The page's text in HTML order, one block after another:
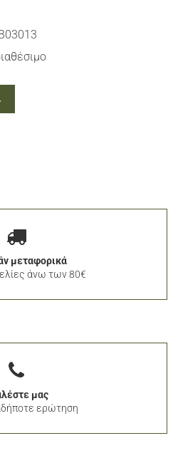
μεταφορικά
άνω των 80€
μας
ερώτηση